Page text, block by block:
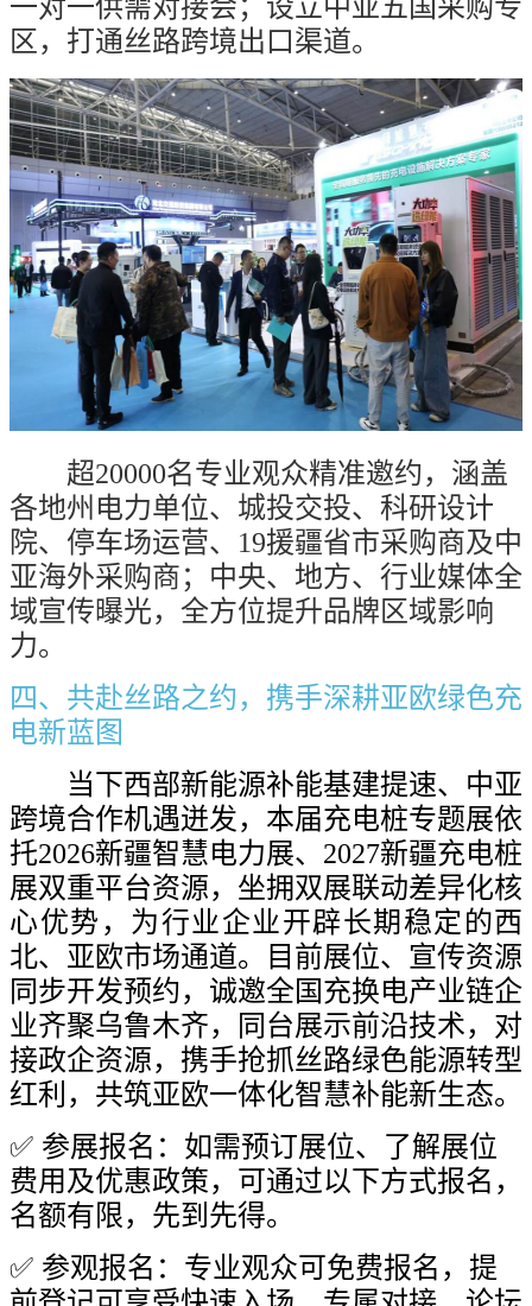
一对一供需对接会；设立中亚五国采购专
区，打通丝路跨境出口渠道。
超20000名专业观众精准邀约，涵盖
各地州电力单位、城投交投、科研设计
院、停车场运营、 19援疆省市采购商及中
亚海外采购商；中央、地方、行业媒体全
域宣传曝光，全方位提升品牌区域影响
力。
四、共赴丝路之约，携手深耕亚欧绿色充
电新蓝图
当下西部新能源补能基建提速、中亚
跨境合作机遇迸发，本届充电桩专题展依
托2026新疆智慧电力展、 2027新疆充电桩
展双重平台资源，坐拥双展联动差异化核
心优势，为行业企业开辟长期稳定的西
北、亚欧市场通道。目前展位、宣传资源
同步开发预约，诚邀全国充换电产业链企
业齐聚乌鲁木齐，同台展示前沿技术，对
接政企资源，携手抢抓丝路绿色能源转型
红利，共筑亚欧一体化智慧补能新生态。
✅ 参展报名：如需预订展位、了解展位
费用及优惠政策，可通过以下方式报名，
名额有限，先到先得。
✅ 参观报名：专业观众可免费报名，提